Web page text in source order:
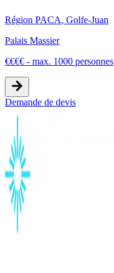
Région PACA, Golfe-Juan
Palais Massier
€€€€ - max. 1000 personnes
Demande de devis